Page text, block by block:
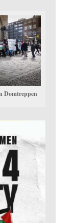
Domtreppen